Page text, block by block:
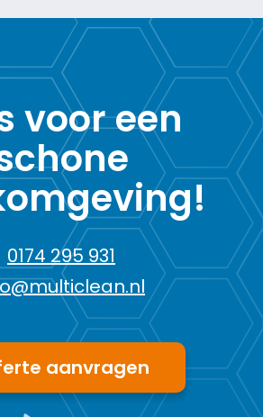
voor een
0174 295 931
aanvragen